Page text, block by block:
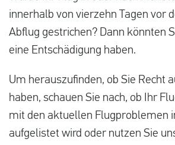
innerhalb von vierzehn Tagen vor
Abflug gestrichen? Dann könnten
eine Entschädigung haben.
Um herauszufinden, ob Sie Recht
haben, schauen Sie nach, ob Ihr
mit den aktuellen Flugproblemen
aufgelistet wird oder nutzen Sie